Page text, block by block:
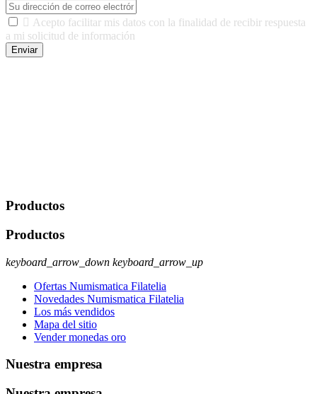
 Acepto facilitar mis datos con la finalidad de recibir respuesta
a mi solicitud de información
Enviar
Productos
Productos
keyboard_arrow_down keyboard_arrow_up
Ofertas Numismatica Filatelia
Novedades Numismatica Filatelia
Los más vendidos
Mapa del sitio
Vender monedas oro
Nuestra empresa